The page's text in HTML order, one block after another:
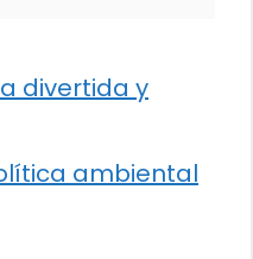
divertida y
ambiental